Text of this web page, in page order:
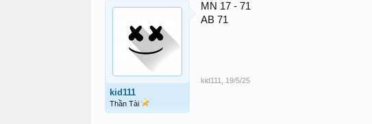
kid111
Thần Tài
MN 17 - 71
AB 71
kid111 19/5/25